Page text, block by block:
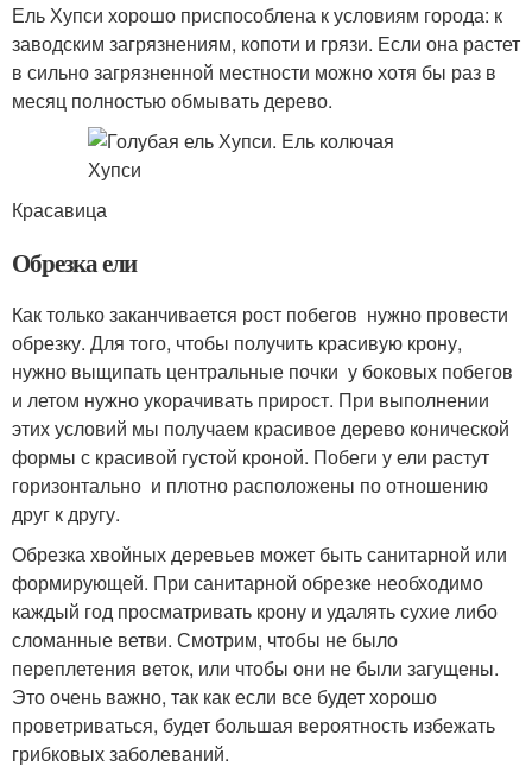
Ель Хупси хорошо приспособлена к условиям города: к
заводским загрязнениям, копоти и грязи. Если она растет
в сильно загрязненной местности можно хотя бы раз в
месяц полностью обмывать дерево.
Красавица
Обрезка ели
Как только заканчивается рост побегов нужно провести
обрезку. Для того, чтобы получить красивую крону,
нужно выщипать центральные почки у боковых побегов
и летом нужно укорачивать прирост. При выполнении
этих условий мы получаем красивое дерево конической
формы с красивой густой кроной. Побеги у ели растут
горизонтально и плотно расположены по отношению
друг к другу.
Обрезка хвойных деревьев может быть санитарной или
формирующей. При санитарной обрезке необходимо
каждый год просматривать крону и удалять сухие либо
сломанные ветви. Смотрим, чтобы не было
переплетения веток, или чтобы они не были загущены.
Это очень важно, так как если все будет хорошо
проветриваться, будет большая вероятность избежать
грибковых заболеваний.